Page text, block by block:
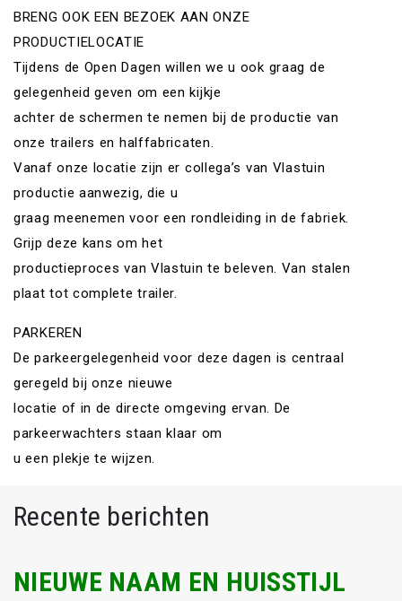
BRENG OOK EEN BEZOEK AAN ONZE
PRODUCTIELOCATIE
Tijdens de Open Dagen willen we u ook graag de
gelegenheid geven om een kijkje
achter de schermen te nemen bij de productie van
onze trailers en halffabricaten.
Vanaf onze locatie zijn er collega’s van Vlastuin
productie aanwezig, die u
graag meenemen voor een rondleiding in de fabriek.
Grijp deze kans om het
productieproces van Vlastuin te beleven. Van stalen
plaat tot complete trailer.
PARKEREN
De parkeergelegenheid voor deze dagen is centraal
geregeld bij onze nieuwe
locatie of in de directe omgeving ervan. De
parkeerwachters staan klaar om
u een plekje te wijzen.
Recente berichten
NIEUWE NAAM EN HUISSTIJL